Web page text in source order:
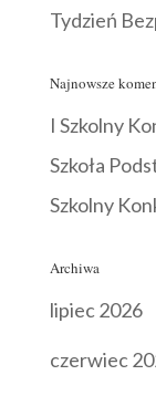
Tydzień
Najnowsze
I Szkolny
Szkoła
Szkolny
Archiwa
lipiec 2026
czerwiec